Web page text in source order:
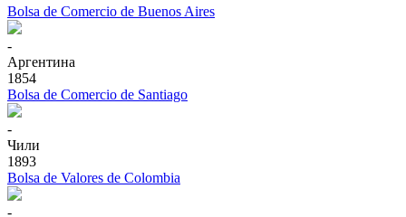
Bolsa de Comercio de Buenos Aires
-
Аргентина
1854
Bolsa de Comercio de Santiago
-
Чили
1893
Bolsa de Valores de Colombia
-